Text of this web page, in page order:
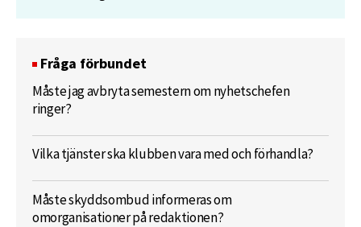
Fråga förbundet
Måste jag avbryta semestern om nyhetschefen
ringer?
Vilka tjänster ska klubben vara med och förhandla?
Måste skyddsombud informeras om
omorganisationer på redaktionen?